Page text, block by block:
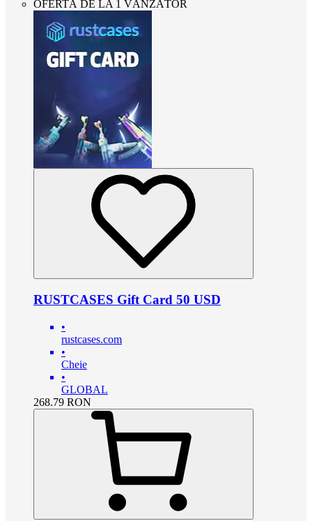
OFERTĂ DE LA 1 VÂNZĂTOR
RUSTCASES Gift Card 50 USD
•
rustcases.com
•
Cheie
•
GLOBAL
268.79 RON